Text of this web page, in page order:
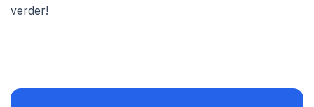
verder!